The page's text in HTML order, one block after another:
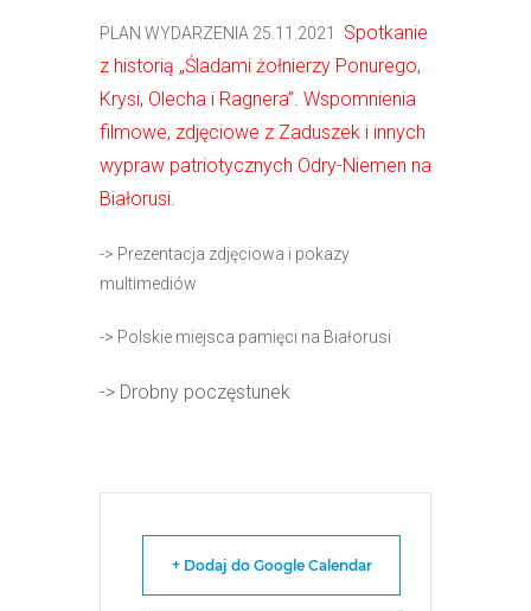
PLAN WYDARZENIA 25.11.2021
Spotkanie
z historią „Śladami żołnierzy Ponurego,
Krysi, Olecha i Ragnera”. Wspomnienia
filmowe, zdjęciowe z Zaduszek i innych
wypraw patriotycznych Odry-Niemen na
Białorusi.
-> Prezentacja zdjęciowa i pokazy
multimediów
-> Polskie miejsca pamięci na Białorusi
-> Drobny poczęstunek
+ Dodaj do Google Calendar